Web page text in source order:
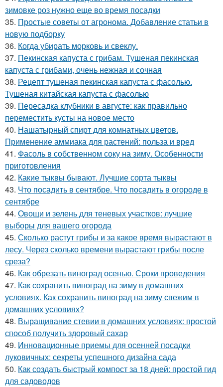
зимовке роз нужно еще во время посадки
35. Простые советы от агронома. Добавление статьи в
новую подборку
36. Когда убирать морковь и свеклу.
37. Пекинская капуста с грибам. Тушеная пекинская
капуста с грибами, очень нежная и сочная
38. Рецепт тушеная пекинская капуста с фасолью.
Тушеная китайская капуста с фасолью
39. Пересадка клубники в августе: как правильно
переместить кусты на новое место
40. Нашатырный спирт для комнатных цветов.
Применение аммиака для растений: польза и вред
41. Фасоль в собственном соку на зиму. Особенности
приготовления
42. Какие тыквы бывают. Лучшие сорта тыквы
43. Что посадить в сентябре. Что посадить в огороде в
сентябре
44. Овощи и зелень для теневых участков: лучшие
выборы для вашего огорода
45. Сколько растут грибы и за какое время вырастают в
лесу. Через сколько времени вырастают грибы после
среза?
46. Как обрезать виноград осенью. Сроки проведения
47. Как сохранить виноград на зиму в домашних
условиях. Как сохранить виноград на зиму свежим в
домашних условиях?
48. Выращивание стевии в домашних условиях: простой
способ получить здоровый сахар
49. Инновационные приемы для осенней посадки
луковичных: секреты успешного дизайна сада
50. Как создать быстрый компост за 18 дней: простой гид
для садоводов